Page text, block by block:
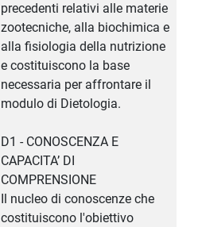
precedenti relativi alle materie
zootecniche, alla biochimica e
alla fisiologia della nutrizione
e costituiscono la base
necessaria per affrontare il
modulo di Dietologia.
D1 - CONOSCENZA E
CAPACITA’ DI
COMPRENSIONE
Il nucleo di conoscenze che
costituiscono l'obiettivo